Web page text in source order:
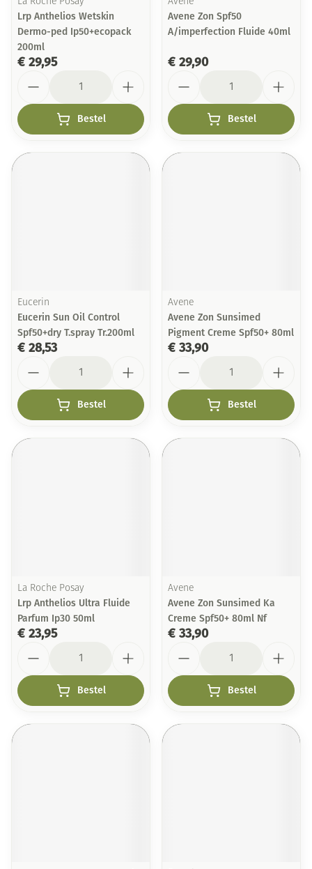
Lrp Anthelios Wetskin
Dermo-ped Ip50+ecopack
200ml
€ 29,95
Bestel
Avene Zon Spf50
A/imperfection Fluide 40ml
€ 29,90
Bestel
Eucerin
Eucerin Sun Oil Control
Spf50+dry T.spray Tr.200ml
€ 28,53
Bestel
Avene
Avene Zon Sunsimed
Pigment Creme Spf50+ 80ml
€ 33,90
Bestel
La Roche Posay
Lrp Anthelios Ultra Fluide
Parfum Ip30 50ml
€ 23,95
Bestel
Avene
Avene Zon Sunsimed Ka
Creme Spf50+ 80ml Nf
€ 33,90
Bestel